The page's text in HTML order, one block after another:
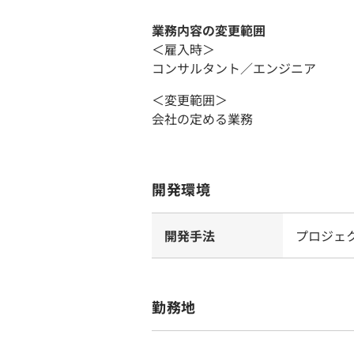
業務内容の変更範囲
＜雇入時＞
コンサルタント／エンジニア
＜変更範囲＞
会社の定める業務
開発環境
開発手法 プロジェ
勤務地